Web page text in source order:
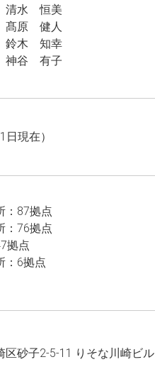
清水 恒美
髙原 健人
鈴木 知幸
神谷 有子
現在）
：87拠点
：76拠点
拠点
：6拠点
区砂子2-5-11 りそな川崎ビ